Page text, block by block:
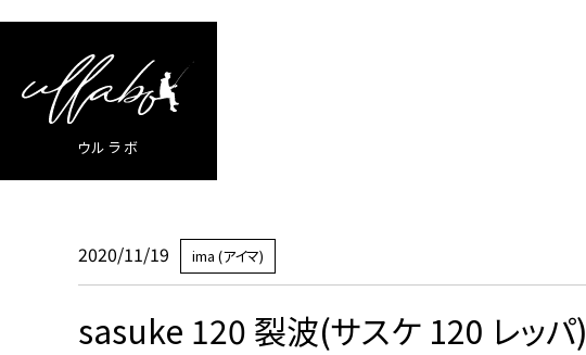
ウルラボ
2020/11/19 ima (アイマ)
sasuke 120 裂波(サスケ 120 レッパ)